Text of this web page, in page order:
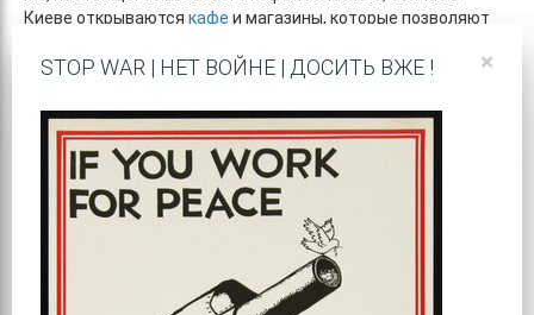
Киеве открываются кафе и магазины, которые позволяют
льва.
×
STOP WAR | НЕТ ВОЙНЕ | ДОСИТЬ ВЖЕ !